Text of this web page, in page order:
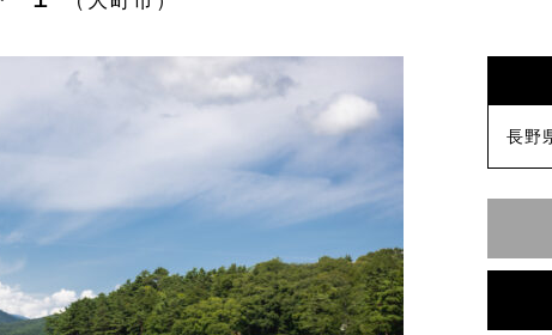
長野